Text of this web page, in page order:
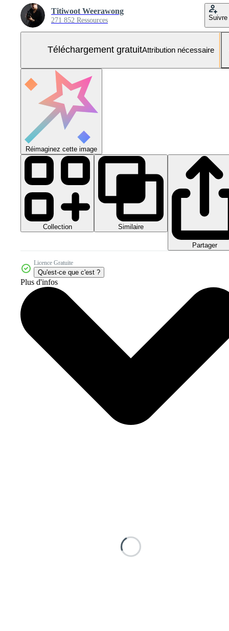
Titiwoot Weerawong
271 852 Ressources Suivre
Téléchargement gratuitAttribution nécessaire
Réimaginez cette image
Collection Similaire
Partager
Licence Gratuite
Qu'est-ce que c'est ?
Plus d'infos